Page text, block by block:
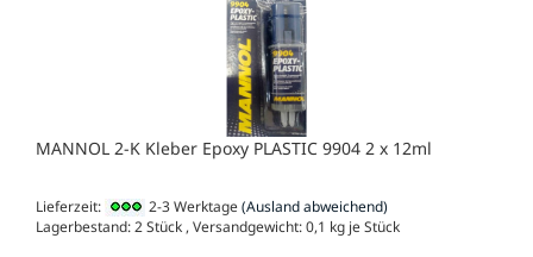
MANNOL 2-K Kleber Epoxy PLASTIC 9904 2 x 12ml
Lieferzeit: 2-3 Werktage(Ausland abweichend)
Lagerbestand: 2 Stück , Versandgewicht:0,1 kg je Stück